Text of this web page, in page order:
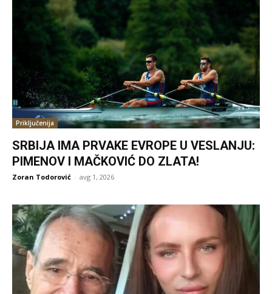
Priključenija
SRBIJA IMA PRVAKE EVROPE U VESLANJU:
PIMENOV I MAČKOVIĆ DO ZLATA!
Zoran Todorović - avg 1, 2026